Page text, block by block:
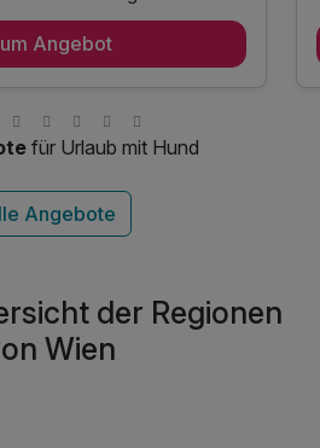
Begrüßung auf dem Zimmer
Upgrade nach
Angebot
für Urlaub mit Hund
der Regionen
Wien